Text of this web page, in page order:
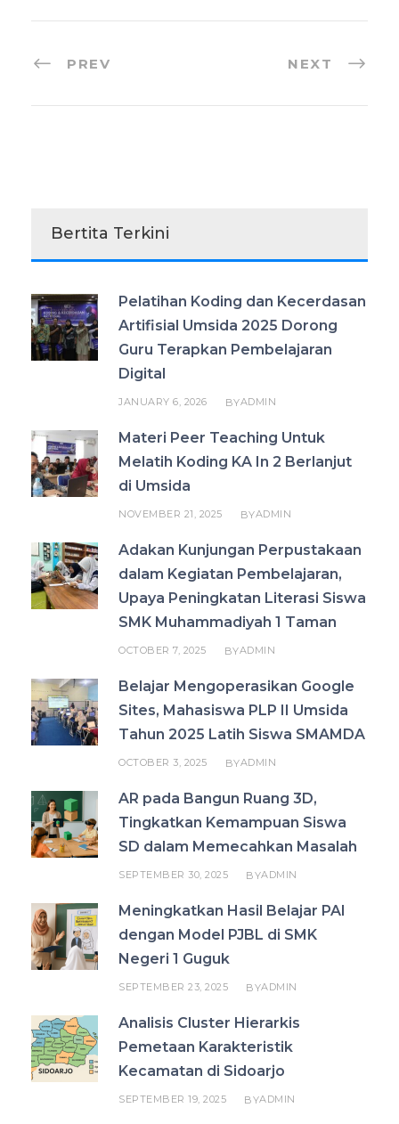
PREV NEXT
Bertita Terkini
Pelatihan Koding dan Kecerdasan
Artifisial Umsida 2025 Dorong
Guru Terapkan Pembelajaran
Digital
JANUARY 6, 2026 BYADMIN
Materi Peer Teaching Untuk
Melatih Koding KA In 2 Berlanjut
di Umsida
NOVEMBER 21, 2025 BYADMIN
Adakan Kunjungan Perpustakaan
dalam Kegiatan Pembelajaran,
Upaya Peningkatan Literasi Siswa
SMK Muhammadiyah 1 Taman
OCTOBER 7, 2025 BYADMIN
Belajar Mengoperasikan Google
Sites, Mahasiswa PLP II Umsida
Tahun 2025 Latih Siswa SMAMDA
OCTOBER 3, 2025 BYADMIN
AR pada Bangun Ruang 3D,
Tingkatkan Kemampuan Siswa
SD dalam Memecahkan Masalah
SEPTEMBER 30, 2025 BYADMIN
Meningkatkan Hasil Belajar PAI
dengan Model PJBL di SMK
Negeri 1 Guguk
SEPTEMBER 23, 2025 BYADMIN
Analisis Cluster Hierarkis
Pemetaan Karakteristik
Kecamatan di Sidoarjo
SEPTEMBER 19, 2025 BYADMIN